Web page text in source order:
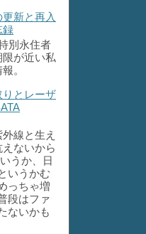
新と再入
録
別永住者
が近い私
報。
りとレーザ
線と生え
ないから
うか、日
いうかむ
っちゃ増
段はファ
ないかも